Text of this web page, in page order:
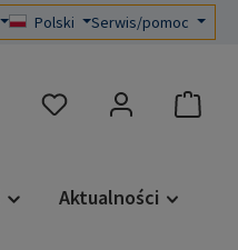
Polski Serwis/pomoc
Masz 0 przedmioty na
Aktualności